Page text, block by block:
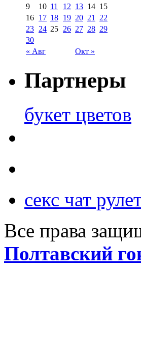
« Авг Окт »
9
10 11 12 13 14 15
16 17 18 19 20 21
22
23 24 25 26 27 28 29
30
Партнеры
букет цветов
секс чат
Все права
Полтавский